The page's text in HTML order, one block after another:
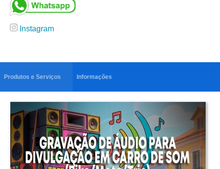
Instagram
Produtos e Serviços Informações